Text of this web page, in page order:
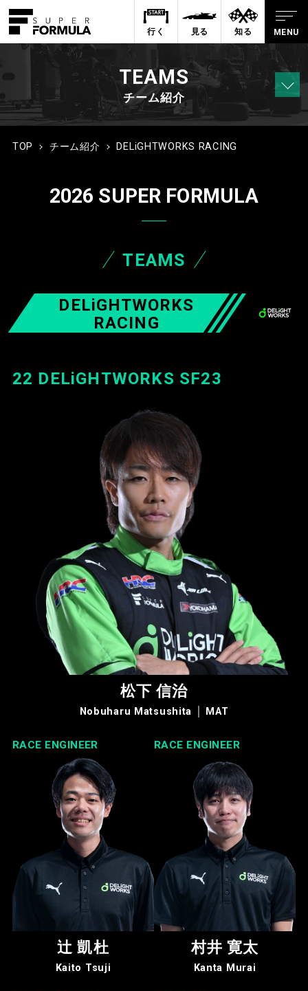
行く 見る 知る
TEAMS
チーム紹介
TOP チーム紹介 DELiGHTWORKS RACING
2026 SUPER FORMULA
TEAMS
DELiGHTWORKS
RACING
22 DELiGHTWORKS SF23
松下 信治
Nobuharu Matsushita │ MAT
RACE ENGINEER
辻 凱杜
Kaito Tsuji
RACE ENGINEER
村井 寛太
Kanta Murai